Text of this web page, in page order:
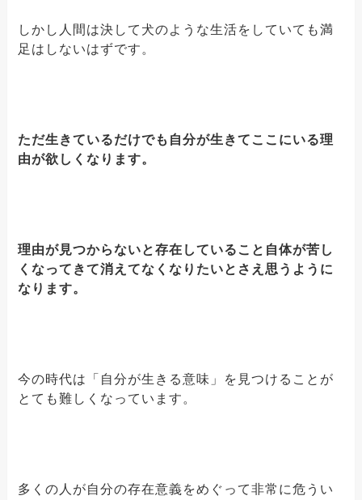
しかし人間は決して犬のような生活をしていても満
足はしないはずです。
ただ生きているだけでも自分が生きてここにいる理
由が欲しくなります。
理由が見つからないと存在していること自体が苦し
くなってきて消えてなくなりたいとさえ思うように
なります。
今の時代は「自分が生きる意味」を見つけることが
とても難しくなっています。
多くの人が自分の存在意義をめぐって非常に危うい